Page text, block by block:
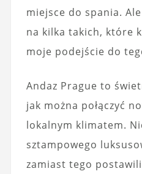
miejsce do spania.
na kilka takich, które
moje podejście do
Andaz Prague to
jak można połączyć
lokalnym klimatem.
sztampowego
zamiast tego